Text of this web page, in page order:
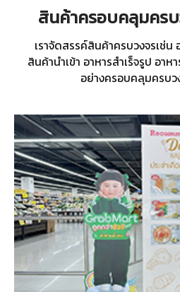
สินค้าครอบคลุมครบ
เราจัดสรรค์สินค้าครบวงจรเช่
สินค้านำเข้า อาหารสำเร็จรูป อาห
อย่างครอบคลุมครบว